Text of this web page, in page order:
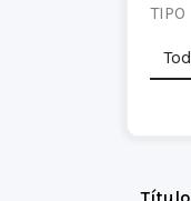
TIPO
Título